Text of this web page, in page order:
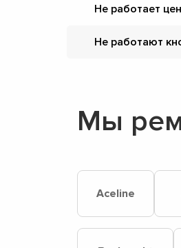
Не работает
Не работают
Мы
Aceline